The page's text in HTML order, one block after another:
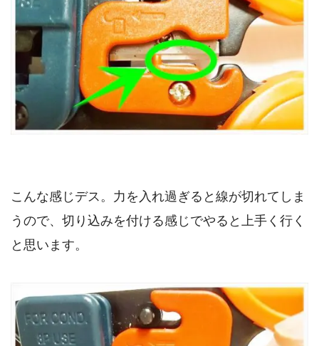
こんな感じデス。力を入れ過ぎると線が切れてしま
うので、切り込みを付ける感じでやると上手く行く
と思います。